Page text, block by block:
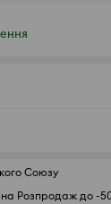
Союзу
Розпродаж до -